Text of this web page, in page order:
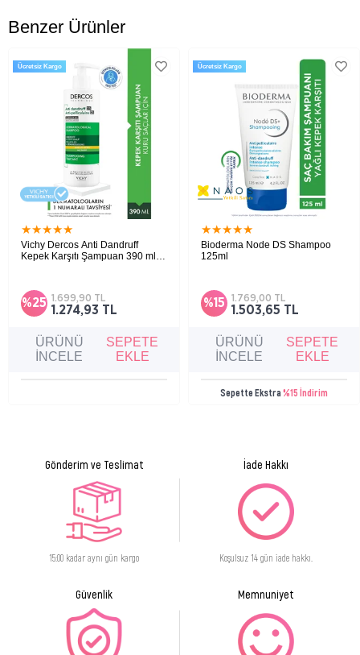
Benzer Ürünler
★★★★★
Vichy Dercos Anti Dandruff
Kepek Karşıtı Şampuan 390 ml -
%25
1.274,93 TL
1.699,90 TL
Ücretsiz Kargo
ÜRÜNÜ
İNCELE
SEPETE
EKLE
★★★★★
Bioderma Node DS Shampoo
125ml
%15
1.503,65 TL
1.769,00 TL
Sepette Ekstra%15 İndirim
Ücretsiz Kargo
ÜRÜNÜ
İNCELE
SEPETE
EKLE
Gönderim ve Teslimat
15:00 kadar aynı gün kargo
İade Hakkı
Koşulsuz 14 gün iade hakkı.
Güvenlik Memnuniyet